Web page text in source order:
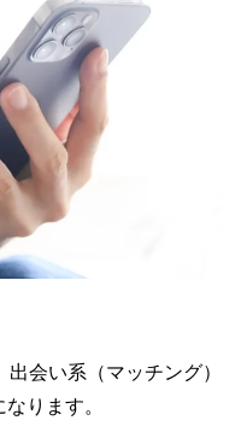
会い系（マッチング）
ります。